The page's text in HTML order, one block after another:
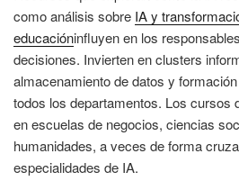
como análisis sobre IA y
educacióninfluyen en los
decisiones. Invierten en clusters
almacenamiento de datos y
todos los departamentos. Los cursos
en escuelas de negocios, ciencias
humanidades, a veces de forma
especialidades de IA.